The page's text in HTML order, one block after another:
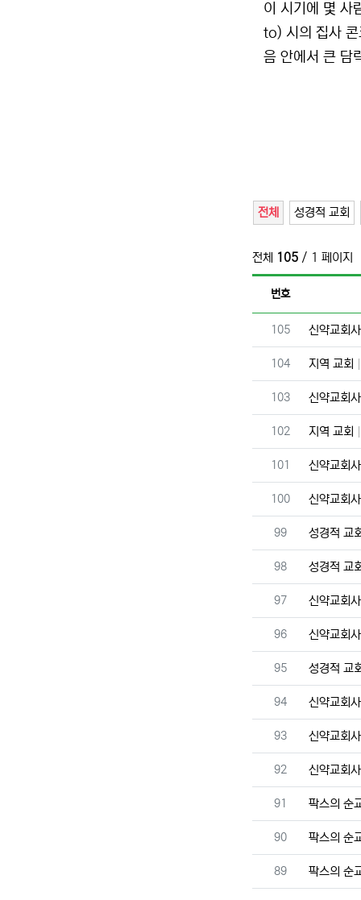
이 시기에 몇 사
to) 시의 집사
음 안에서 큰 담
전체 성경적 교회
전체 105 / 1 페이지
번호
번호
105 신약교회
번호
104 지역 교회
번호
103 신약교회
번호
102 지역 교회
번호
101 신약교회
번호
100 신약교회
번호
99 성경적 교
번호
98 성경적 교
번호
97 신약교회
번호
96 신약교회
번호
95 성경적 교
번호
94 신약교회
번호
93 신약교회
번호
92 신약교회
번호
91 팍스의 순
번호
90 팍스의 순
번호
89 팍스의 순